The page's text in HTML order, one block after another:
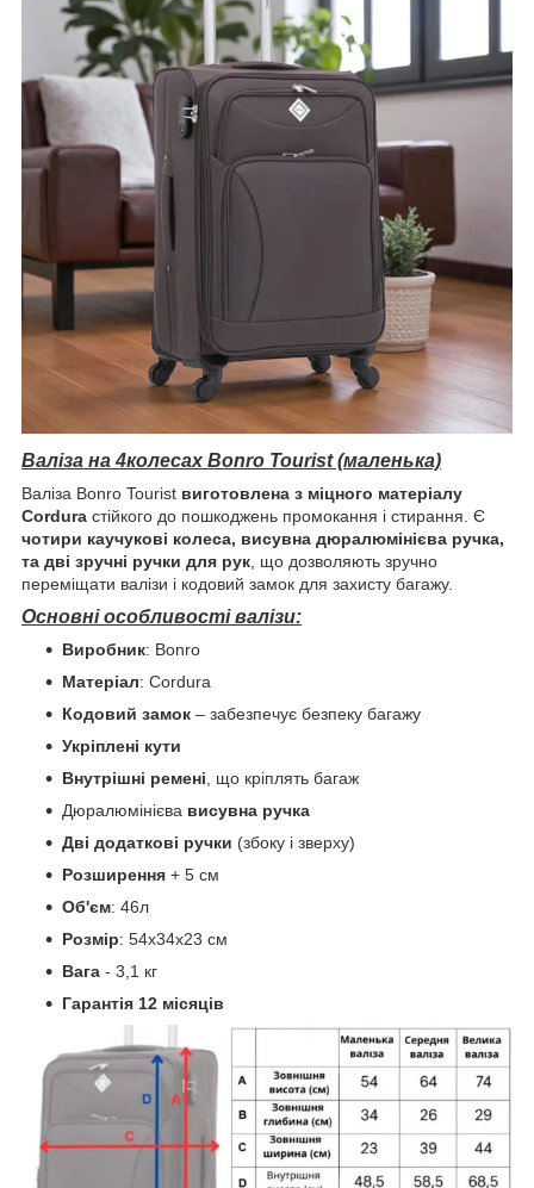
Валіза на 4колесах Bonro Tourist (маленька)
Валіза Bonro Tourist виготовлена з міцного матеріалу
Cordura стійкого до пошкоджень промокання і стирання. Є
чотири каучукові колеса, висувна дюралюмінієва ручка,
та дві зручні ручки для рук, що дозволяють зручно
переміщати валізи і кодовий замок для захисту багажу.
Основні особливості валізи:
Виробник: Bonro
Матеріал: Cordura
Кодовий замок – забезпечує безпеку багажу
Укріплені кути
Внутрішні ремені, що кріплять багаж
Дюралюмінієва висувна ручка
Дві додаткові ручки (збоку і зверху)
Розширення + 5 см
Об'єм: 46л
Розмір: 54х34х23 см
Вага - 3,1 кг
Гарантія 12 місяців